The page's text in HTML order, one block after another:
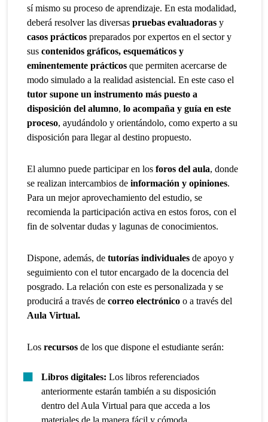
sí mismo su proceso de aprendizaje. En esta modalidad,
deberá resolver las diversaspruebas evaluadoras y
casos prácticospreparados por expertos en el sector y
suscontenidos gráficos, esquemáticos y
eminentemente prácticos que permiten acercarse de
modo simulado a la realidad asistencial. En este caso el
tutor supone un instrumento más puesto a
disposición del alumno,lo acompaña y guía en este
proceso, ayudándolo y orientándolo, como experto a su
disposición para llegar al destino propuesto.
El alumno puede participar en losforos del aula, donde
se realizan intercambios deinformación y opiniones.
Para un mejor aprovechamiento del estudio, se
recomienda la participación activa en estos foros, con el
fin de solventar dudas y lagunas de conocimientos.
Dispone, además, detutorías individuales de apoyo y
seguimiento con el tutor encargado de la docencia del
posgrado. La relación con este es personalizada y se
producirá a través decorreo electrónico o a través del
Aula Virtual.
Losrecursos de los que dispone el estudiante serán:
Libros digitales:Los libros referenciados
anteriormente estarán también a su disposición
dentro del Aula Virtual para que acceda a los
materiales de la manera fácil y cómoda.